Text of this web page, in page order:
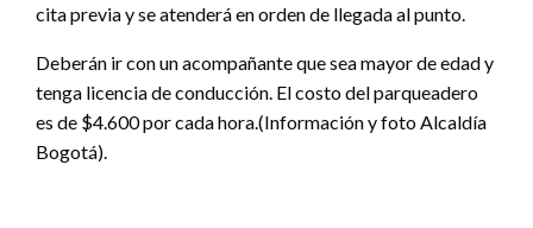
cita previa y se atenderá en orden de llegada al punto.
Deberán ir con un acompañante que sea mayor de edad y
tenga licencia de conducción. El costo del parqueadero
es de $4.600 por cada hora.(Información y foto Alcaldía
Bogotá).